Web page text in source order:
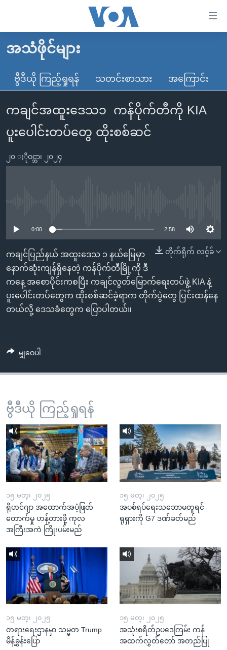
လွယ်ကူ
သည့်
များ
ပင်မ
သို့
စာမျက်နှာ
သို့
ကျော်
ကြည့်
ရန်
နေရာ
မူလစာမျက်နှာ
မြန်မာ
ကမ္ဘာ့သတင်းများ
နိုင်ငံတကာ
အမေရိကန်
အစ္စရေး-ပါလက်စတိုင်း
ဗွီဒီယို
သတင်းလွတ်လပ်ခွင့်
ရပ်ဝန်းတခု လမ်းတခု အလွန်
အင်္ဂလိပ်စာလေ့လာမယ်
ဗွီအိုအေ လူမှုကွန်ယက်များ
အသံဖိုင်များ
ဗွီဒီယို ကြည့်ရှုရန် သတင်းစာသား အကြောင်း
ကချင်အထူးဒေသ၁ ကန်ပိုက်တီကို KIA
ပူးပေါင်းတပ်တွေ ထိုးစစ်ဆင်
၂၀ ႏိုဝင္ဘာ၊ ၂၀၂၄
0:00 2:58
တိုက်ရိုက် လင့်ခ်
ကချင်ပြည်နယ် အထူးဒေသ ၁ နယ်မြေမှာ
နောက်ဆုံးကျန်ရှိနေတဲ့ ကန်ပိုက်တီမြို့ကို ဒီ
ကနေ့ အစောပိုင်းကစပြီး ကချင်လွတ်မြောက်ရေးတပ်ဖွဲ့ KIA နဲ့
ပူးပေါင်းတပ်တွေက ထိုးစစ်ဆင်ခဲ့ရာက တိုက်ပွဲတွေ ပြင်းထန်နေ
တယ်လို့ ဒေသခံတွေက ပြောပါတယ်။
မျှဝေပါ
ဗွီဒီယို ကြည့်ရှုရန်
၁၅ မတ္၊ ၂၀၂၅
ရိုဟင်ဂျာ အထောက်အပံ့ဖြတ်
တောက်မှု ဟန့်တားဖို့ ကုလ
အကြီးအကဲ ကြိုးပမ်းမည်
၁၅ မတ္၊ ၂၀၂၅
အပစ်ရပ်ရေးသဘောမတူရင်
ရုရှားကို G7 ဒဏ်ခတ်မည်
၁၅ မတ္၊ ၂၀၂၅
တရားရေးဌာနမှာ သမ္မတ Trump
မိန့်ခွန်းပြော
၁၅ မတ္၊ ၂၀၂၅
အသုံးစရိတ်ဥပဒေကြမ်း ကန်
အထက်လွှတ်တော် အတည်ပြု